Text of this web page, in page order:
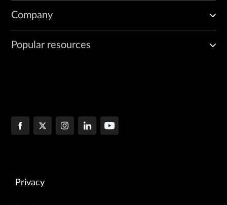
Company
Popular resources
Privacy